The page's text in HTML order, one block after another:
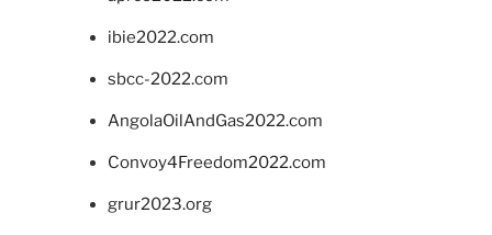
ibie2022.com
sbcc-2022.com
AngolaOilAndGas2022.com
Convoy4Freedom2022.com
grur2023.org